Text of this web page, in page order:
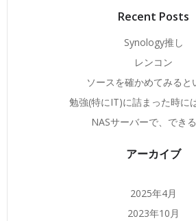
ゲ
ー
シ
ョ
ン
Recent Posts
Synology推し
レンコン
ソースを確かめてみると
勉強(特にIT)に詰まった時に
NASサーバーで、でき
アーカイブ
2025年4月
2023年10月